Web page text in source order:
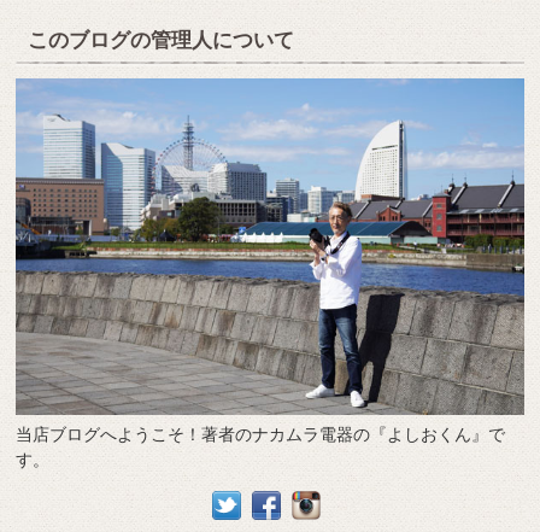
このブログの管理人について
当店ブログへようこそ！著者のナカムラ電器の『よしおくん』で
す。